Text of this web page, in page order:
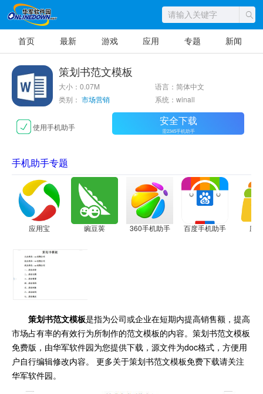
首页 最新 游戏 应用 专题 新闻
策划书范文模板
大小：0.07M
语言：简体中文
类别： 市场营销 系统：winall
使用手机助手 安全下载
需2345手机助手
手机助手专题
应用宝 豌豆荚 360手机助手 百度手机助手 应
策划书范文模板是指为公司或企业在短期内提高销售额，提高
市场占有率的有效行为所制作的范文模板的内容。策划书范文模板
免费版，由华军软件园为您提供下载，源文件为doc格式，方便用
户自行编辑修改内容。 更多关于策划书范文模板免费下载请关注
华军软件园。